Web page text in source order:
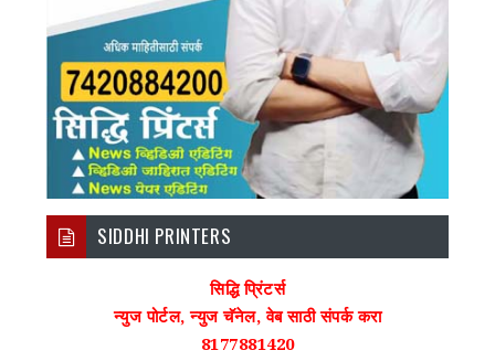
SIDDHI PRINTERS
सिद्धि प्रिंटर्स
न्युज पोर्टल, न्युज चॅनेल, वेब साठी संपर्क करा
8177881420